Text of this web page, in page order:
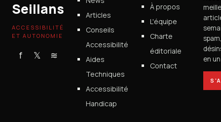
Seillans
ACCESSIBILITÉ
ET AUTONOMIE
f 𝕏 ≋
Articles
Conseils
Accessibilité
Aides
Techniques
Accessibilité
Handicap
À propos
L'équipe
Charte
éditoriale
Contact
en